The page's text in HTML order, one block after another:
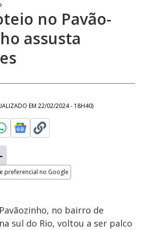
no Pavão-
assusta
EM 22/02/2024 - 18H40)
preferencial no Google
no bairro de
sul do Rio, voltou a ser palco